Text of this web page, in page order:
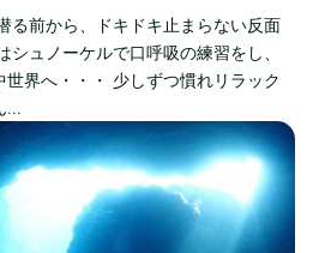
る前から、ドキドキ止まらない反面
シュノーケルで口呼吸の練習をし、
界へ・・・ 少しずつ慣れリラック
…